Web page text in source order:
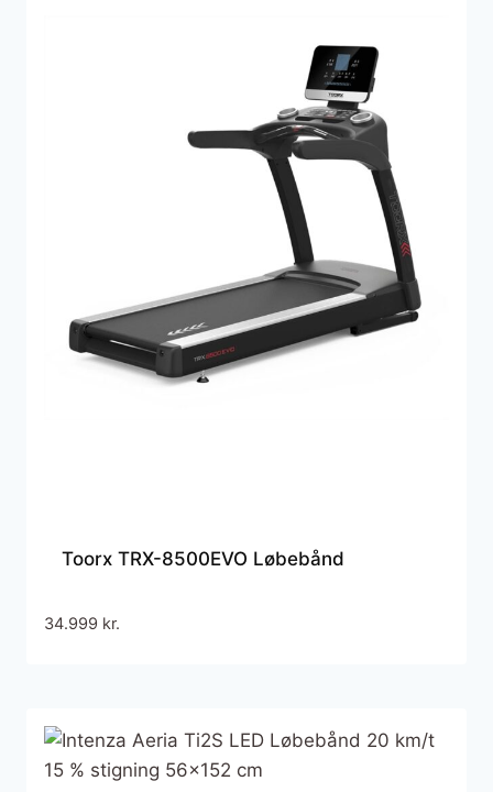
Toorx TRX-8500EVO Løbebånd
34.999 kr.